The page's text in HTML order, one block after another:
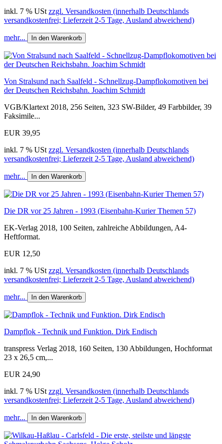
inkl. 7 % USt zzgl. Versandkosten (innerhalb Deutschlands
versandkostenfrei; Lieferzeit 2-5 Tage, Ausland abweichend)
mehr... In den Warenkorb
Von Stralsund nach Saalfeld - Schnellzug-Dampflokomotiven bei
der Deutschen Reichsbahn. Joachim Schmidt
VGB/Klartext 2018, 256 Seiten, 323 SW-Bilder, 49 Farbbilder, 39
Faksimile...
EUR 39,95
inkl. 7 % USt zzgl. Versandkosten (innerhalb Deutschlands
versandkostenfrei; Lieferzeit 2-5 Tage, Ausland abweichend)
mehr... In den Warenkorb
Die DR vor 25 Jahren - 1993 (Eisenbahn-Kurier Themen 57)
EK-Verlag 2018, 100 Seiten, zahlreiche Abbildungen, A4-
Heftformat.
EUR 12,50
inkl. 7 % USt zzgl. Versandkosten (innerhalb Deutschlands
versandkostenfrei; Lieferzeit 2-5 Tage, Ausland abweichend)
mehr... In den Warenkorb
Dampflok - Technik und Funktion. Dirk Endisch
transpress Verlag 2018, 160 Seiten, 130 Abbildungen, Hochformat
23 x 26,5 cm,...
EUR 24,90
inkl. 7 % USt zzgl. Versandkosten (innerhalb Deutschlands
versandkostenfrei; Lieferzeit 2-5 Tage, Ausland abweichend)
mehr... In den Warenkorb